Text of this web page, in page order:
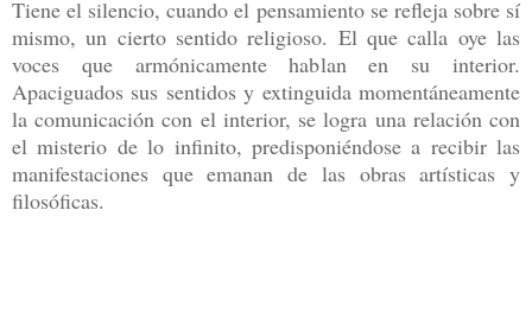
Tiene el silencio, cuando el pensamiento se refleja sobre sí
mismo, un cierto sentidoreligioso. El que calla oye las
voces que armónicamente hablan en su interior.
Apaciguados sus sentidos y extinguida momentáneamente
la comunicación con el interior, se logra una relación con
el misterio de lo infinito, predisponiéndose a recibir las
manifestaciones queemanan de las obras artísticas y
filosóficas.